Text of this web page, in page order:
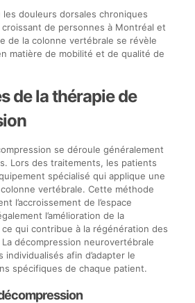
douleurs dorsales chroniques
de personnes à Montréal et
de la colonne vertébrale se révèle
matière de mobilité et de qualité de
de la thérapie de
se déroule généralement
Lors des traitements, les patients
spécialisé qui applique une
vertébrale. Cette méthode
l’accroissement de l’espace
l’amélioration de la
qui contribue à la régénération des
décompression neurovertébrale
afin d’adapter le
spécifiques de chaque patient.